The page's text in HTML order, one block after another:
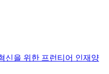
신을 위한 프런티어 인재양